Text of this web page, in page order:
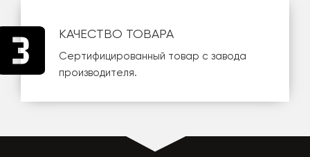
КАЧЕСТВО ТОВАРА
Сертифицированный товар с завода
производителя.